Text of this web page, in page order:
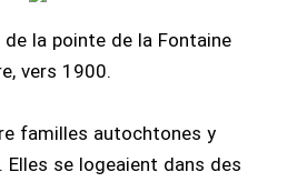
la pointe de la Fontaine
vers 1900.
familles autochtones y
Elles se logeaient dans des